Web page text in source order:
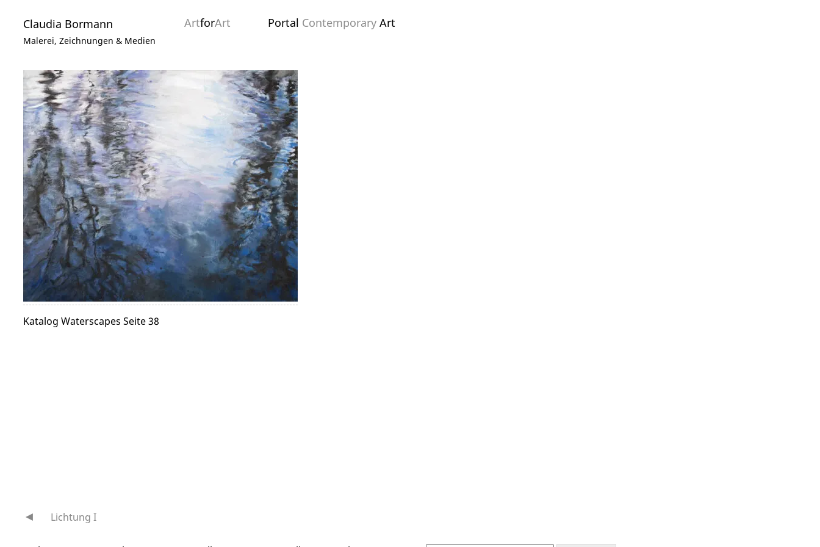
Claudia Bormann
Malerei, Zeichnungen & Medien
ArtforArt Portal Contemporary Art
Katalog Waterscapes Seite 38
Beitragsnavigation
Lichtung I